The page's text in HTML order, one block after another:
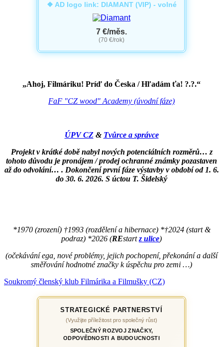
❖ AD logo link: DIAMANT (VIP) - volné
7 €/měs.
(70 €/rok)
„Ahoj, Filmáriku! Príď do Česka / Hľadám ťa! ?.?.“
FaF "CZ wood" Academy (úvodní fáze)
ÚPV CZ & Tvůrce a správce
Projekt v krátké době nabyl nových potenciálních rozměrů… z
tohoto důvodu je pronájem / prodej ochranné známky pozastaven
až do odvolání… . Dokončení první fáze výstavby v období od 1. 6.
do 30. 6. 2026. S úctou T. Šidelský
*1970 (zrození) †1993 (rozdělení a hibernace) *†2024 (start &
podraz) *2026 (REstartz ulice)
(očekávání ega, nové problémy, jejich pochopení, překonání a další
směřování hodnotné značky k úspěchu pro zemi …)
Soukromý členský klub Filmárika a Filmušky (CZ)
STRATEGICKÉ PARTNERSTVÍ
(Využijte příležitost pro společný růst)
SPOLEČNÝ ROZVOJ ZNAČKY,
ODPOVĚDNOSTI A BUDOUCNOSTI